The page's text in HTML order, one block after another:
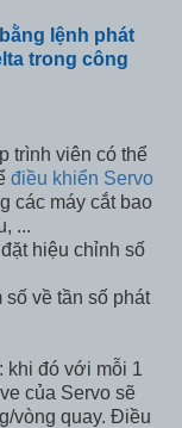
lệnh phát
trong công
trình viên có thể
điều khiển Servo
các máy cắt bao
...
hiệu chỉnh số
về tần số phát
khi đó với mỗi 1
của Servo sẽ
vòng quay. Điều